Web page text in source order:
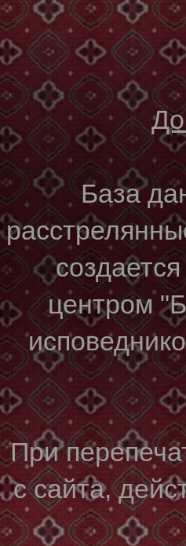
База
центром
При
с сайта,